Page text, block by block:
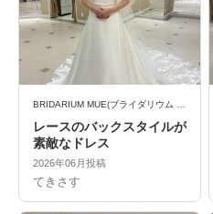
レースのバックスタイルが
素敵なドレス
2026年06月投稿
てきさす